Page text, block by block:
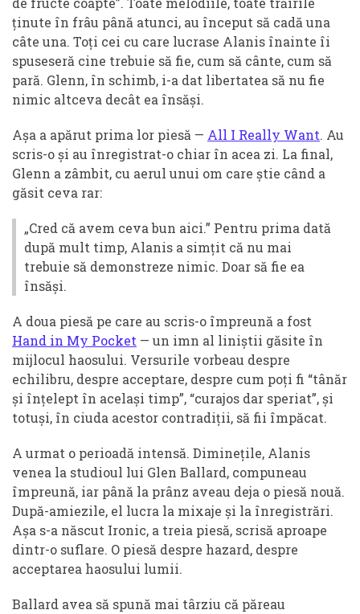
ținute în frâu până atunci, au început să cadă una
câte una. Toți cei cu care lucrase Alanis înainte îi
spuseseră cine trebuie să fie, cum să cânte, cum să
pară. Glenn, în schimb, i-a dat libertatea să nu fie
nimic altceva decât ea însăși.
Așa a apărut prima lor piesă — All I Really Want. Au
scris-o și au înregistrat-o chiar în acea zi. La final,
Glenn a zâmbit, cu aerul unui om care știe când a
găsit ceva rar:
„Cred că avem ceva bun aici.” Pentru prima dată
după mult timp, Alanis a simțit că nu mai
trebuie să demonstreze nimic. Doar să fie ea
însăși.
A doua piesă pe care au scris-o împreună a fost
Hand in My Pocket — un imn al liniștii găsite în
mijlocul haosului. Versurile vorbeau despre
echilibru, despre acceptare, despre cum poți fi “tânăr
și înțelept în același timp”, “curajos dar speriat”, și
totuși, în ciuda acestor contradiții, să fii împăcat.
A urmat o perioadă intensă. Diminețile, Alanis
venea la studioul lui Glen Ballard, compuneau
împreună, iar până la prânz aveau deja o piesă nouă.
După-amiezile, el lucra la mixaje și la înregistrări.
Așa s-a născut Ironic, a treia piesă, scrisă aproape
dintr-o suflare. O piesă despre hazard, despre
acceptarea haosului lumii.
Ballard avea să spună mai târziu că păreau